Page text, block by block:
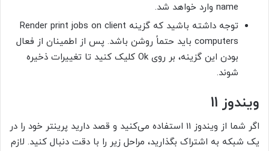
name وارد خواهد شد.
توجه داشته باشید که گزینه Render print jobs on client
computers باید حتماً روشن باشد. پس از اطمینان از فعال
بودن این گزینه، بر روی Ok کلیک کنید تا تغییرات ذخیره
شوند.
ویندوز 11
اگر شما از ویندوز 11 استفاده می‌کنید و قصد دارید پرینتر خود را در
یک شبکه به اشتراک بگذارید، مراحل زیر را با دقت دنبال کنید. لازم